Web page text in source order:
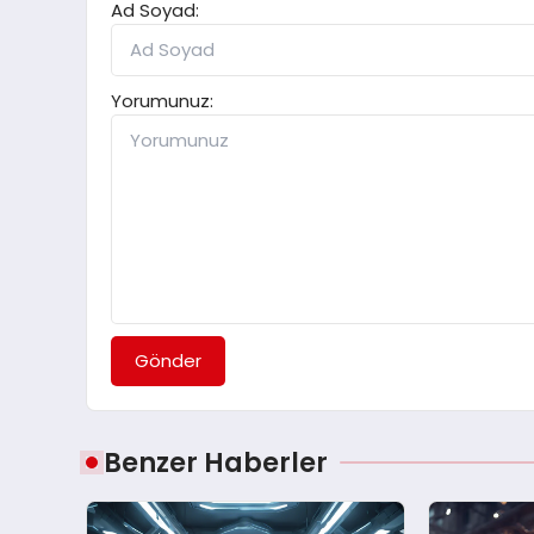
Ad Soyad:
Yorumunuz:
Gönder
Benzer Haberler